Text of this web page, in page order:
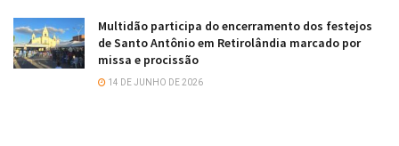
Multidão participa do encerramento dos festejos
de Santo Antônio em Retirolândia marcado por
missa e procissão
14 DE JUNHO DE 2026